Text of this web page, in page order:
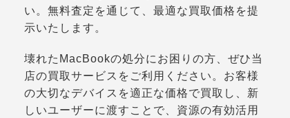
い。無料査定を通じて、最適な買取価格を提
示いたします。
壊れたMacBookの処分にお困りの方、ぜひ当
店の買取サービスをご利用ください。お客様
の大切なデバイスを適正な価格で買取し、新
しいユーザーに渡すことで、資源の有効活用